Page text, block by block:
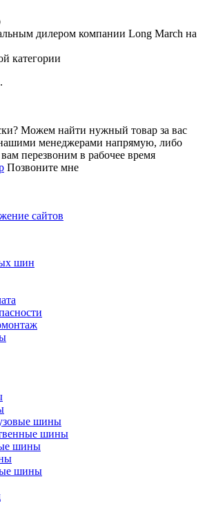
дилером компании Long March на
категории
Можем найти нужный товар за вас
менеджерами напрямую, либо
перезвоним в рабочее время
Позвоните мне
сайтов
шин
шины
шины
шины
шины